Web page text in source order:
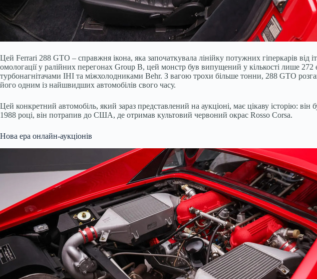
Цей Ferrari 288 GTO – справжня ікона, яка започаткувала лінійку потужних гіперкарів
омологації у ралійних перегонах Group B, цей монстр був випущений у кількості лише
турбонагнітачами IHI та міжхолодниками Behr. З вагою трохи більше тонни, 288 GTO
його одним із найшвидших автомобілів свого часу.
Цей конкретний автомобіль, який зараз представлений на аукціоні, має цікаву історію:
1988 році, він потрапив до США, де отримав культовий червоний окрас Rosso Corsa.
Нова ера онлайн-аукціонів